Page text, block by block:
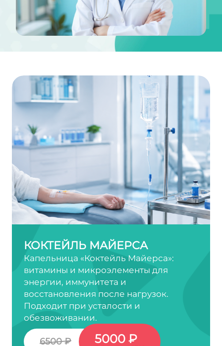
КОКТЕЙЛЬ МАЙЕРСА
Капельница «Коктейль Майерса»:
витамины и микроэлементы для
энергии, иммунитета и
восстановления после нагрузок.
Подходит при усталости и
обезвоживании.
6500 ₽ 5000 ₽